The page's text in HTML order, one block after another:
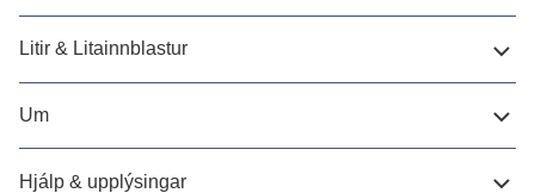
Litir & Litainnblastur
Um
Hjálp & upplýsingar